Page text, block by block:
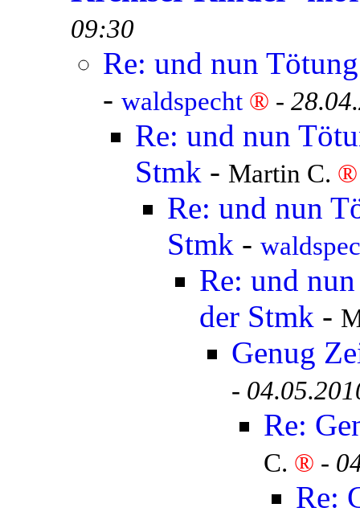
09:30
Re: und nun
- waldspecht ® -
Re: und nun
Stmk - Martin C. ®
Re: und nun
Stmk -
Re: und
der Stmk -
Genug
-
Re:
C. ® -
Re: